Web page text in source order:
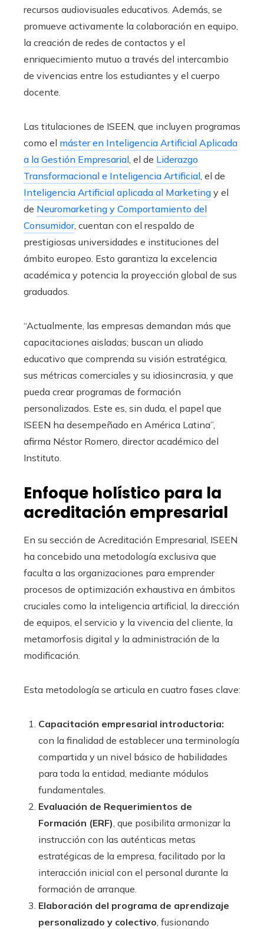
recursos audiovisuales educativos. Además, se
promueve activamente la colaboración en equipo,
la creación de redes de contactos y el
enriquecimiento mutuo a través del intercambio
de vivencias entre los estudiantes y el cuerpo
docente.
Las titulaciones de ISEEN, que incluyen programas
como el máster en Inteligencia Artificial Aplicada
a la Gestión Empresarial, el de Liderazgo
Transformacional e Inteligencia Artificial, el de
Inteligencia Artificial aplicada al Marketing y el
de Neuromarketing y Comportamiento del
Consumidor, cuentan con el respaldo de
prestigiosas universidades e instituciones del
ámbito europeo. Esto garantiza la excelencia
académica y potencia la proyección global de sus
graduados.
“Actualmente, las empresas demandan más que
capacitaciones aisladas; buscan un aliado
educativo que comprenda su visión estratégica,
sus métricas comerciales y su idiosincrasia, y que
pueda crear programas de formación
personalizados. Este es, sin duda, el papel que
ISEEN ha desempeñado en América Latina”,
afirma Néstor Romero, director académico del
Instituto.
Enfoque holístico para la
acreditación empresarial
En su sección de Acreditación Empresarial, ISEEN
ha concebido una metodología exclusiva que
faculta a las organizaciones para emprender
procesos de optimización exhaustiva en ámbitos
cruciales como la inteligencia artificial, la dirección
de equipos, el servicio y la vivencia del cliente, la
metamorfosis digital y la administración de la
modificación.
Esta metodología se articula en cuatro fases clave:
Capacitación empresarial introductoria:
con la finalidad de establecer una terminología
compartida y un nivel básico de habilidades
para toda la entidad, mediante módulos
fundamentales.
Evaluación de Requerimientos de
Formación (ERF), que posibilita armonizar la
instrucción con las auténticas metas
estratégicas de la empresa, facilitado por la
interacción inicial con el personal durante la
formación de arranque.
Elaboración del programa de aprendizaje
personalizado y colectivo, fusionando